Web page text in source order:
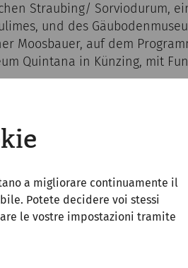
a migliorare continuamente il
Potete decidere voi stessi
le vostre impostazioni tramite
Straubing/ Sorviodurum,
und des
Moosbauer, auf dem
Quintana in Künzing, mit